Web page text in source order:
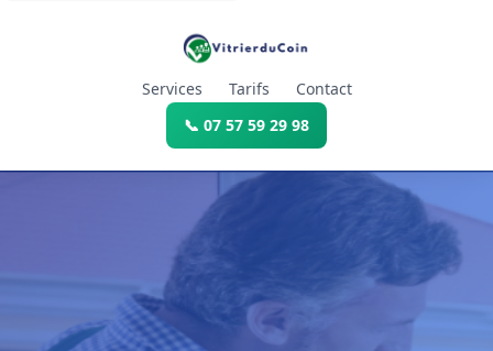
Services Tarifs
Contact
📞 07 57 59 29 98